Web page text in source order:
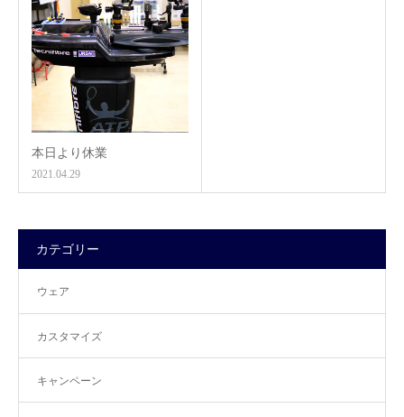
本日より休業
2021.04.29
カテゴリー
ウェア
カスタマイズ
キャンペーン